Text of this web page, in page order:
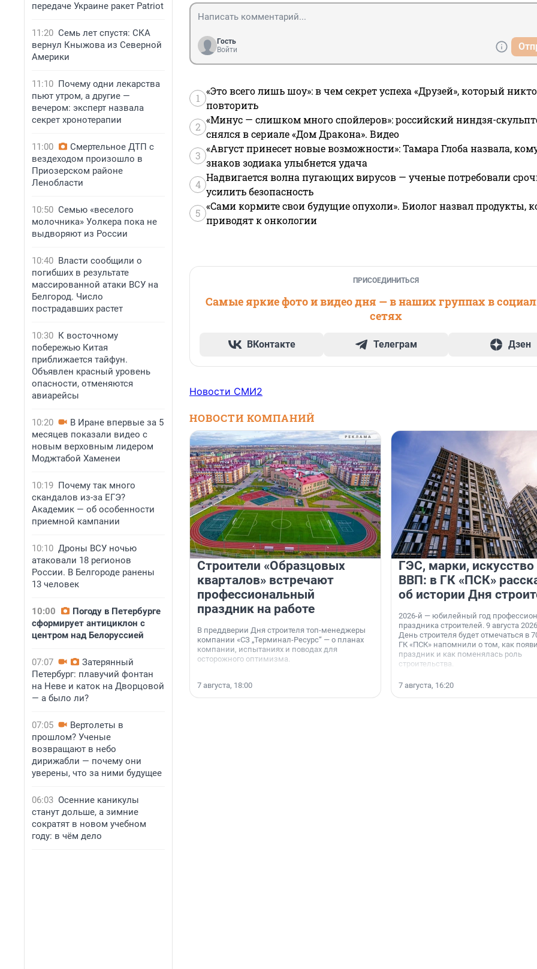
передаче Украине ракет Patriot
11:20 Семь лет спустя: СКА
вернул Кныжова из Северной
Америки
11:10 Почему одни лекарства
пьют утром, а другие —
вечером: эксперт назвала
секрет хронотерапии
11:00
Смертельное ДТП с
вездеходом произошло в
Приозерском районе
Ленобласти
10:50 Семью «веселого
молочника» Уолкера пока не
выдворяют из России
10:40 Власти сообщили о
погибших в результате
массированной атаки ВСУ на
Белгород. Число
пострадавших растет
10:30 К восточному
побережью Китая
приближается тайфун.
Объявлен красный уровень
опасности, отменяются
авиарейсы
10:20
В Иране впервые за 5
месяцев показали видео с
новым верховным лидером
Моджтабой Хаменеи
10:19 Почему так много
скандалов из-за ЕГЭ?
Академик — об особенности
приемной кампании
10:10 Дроны ВСУ ночью
атаковали 18 регионов
России. В Белгороде ранены
13 человек
10:00
Погоду в Петербурге
сформирует антициклон с
центром над Белоруссией
07:07
Затерянный
Петербург: плавучий фонтан
на Неве и каток на Дворцовой
— а было ли?
07:05
Вертолеты в
прошлом? Ученые
возвращают в небо
дирижабли — почему они
уверены, что за ними будущее
06:03 Осенние каникулы
станут дольше, а зимние
сократят в новом учебном
году: в чём дело
Гость
Войти
1
«Это всего лишь шоу»: в чем секрет успеха «Друзей», который
повторить
2
«Минус — слишком много спойлеров»: российский ниндзя-
снялся в сериале «Дом Дракона». Видео
3
«Август принесет новые возможности»: Тамара Глоба назвала,
знаков зодиака улыбнется удача
4
Надвигается волна пугающих вирусов — ученые потребовали
усилить безопасность
5
«Сами кормите свои будущие опухоли». Биолог назвал продукты,
приводят к онкологии
ПРИСОЕДИНИТЬСЯ
Самые яркие фото и видео дня — в наших группах в
сетях
ВКонтакте Телеграм Дзен
Новости СМИ2
НОВОСТИ КОМПАНИЙ
Строители «Образцовых
кварталов» встречают
профессиональный
праздник на работе
В преддверии Дня строителя топ-менеджеры
компании «СЗ „Терминал-Ресурс“ — о планах
компании, испытаниях и поводах для
осторожного оптимизма.
7 августа, 18:00
ГЭС, марки, искусство
ВВП: в ГК «ПСК»
об истории Дня
2026-й — юбилейный год
праздника строителей. 9 августа
День строителя будет отмечаться в
ГК «ПСК» напомнили о том, как
праздник и как поменялась роль
строительства.
7 августа, 16:20